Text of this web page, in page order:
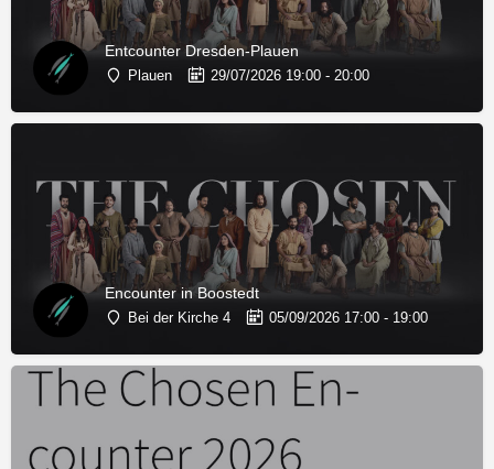
Entcounter Dresden-Plauen
Plauen 29/07/2026 19:00 - 20:00
Encounter in Boostedt
Bei der Kirche 4 05/09/2026 17:00 - 19:00